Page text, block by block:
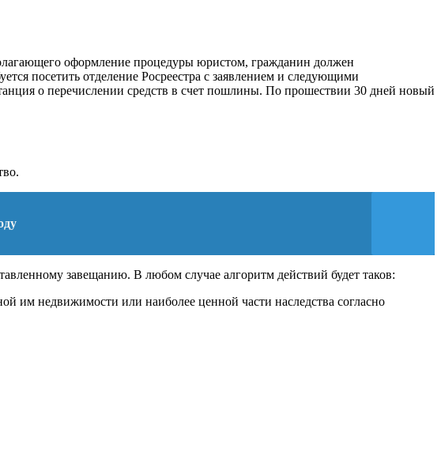
оформление процедуры юристом, гражданин должен
посетить отделение Росреестра с заявлением и следующими
о перечислении средств в счет пошлины. По прошествии 30 дней новый
завещанию. В любом случае алгоритм действий будет таков:
им недвижимости или наиболее ценной части наследства согласно